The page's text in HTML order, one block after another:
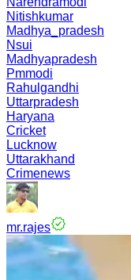
Nitishkumar
Madhya_pradesh
Nsui
Madhyapradesh
Pmmodi
Rahulgandhi
Uttarpradesh
Haryana
Cricket
Lucknow
Uttarakhand
Crimenews
mr.rajes